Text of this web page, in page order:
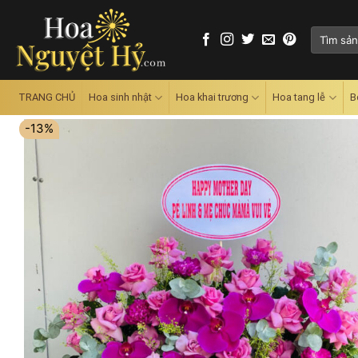
content
Tìm
TRANG CHỦ Hoa sinh nhật Hoa khai trương Hoa tang lễ
-13%